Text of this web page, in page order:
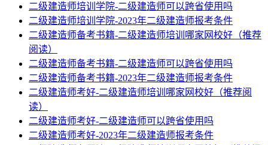
二级建造师培训学院-二级建造师可以跨省使用吗
二级建造师培训学院-2023年二级建造师报考条件
二级建造师备考书籍-二级建造师培训哪家网校好（推荐
阅读）
二级建造师备考书籍-二级建造师可以跨省使用吗
二级建造师备考书籍-2023年二级建造师报考条件
二级建造师考好-二级建造师培训哪家网校好（推荐阅
读）
二级建造师考好-二级建造师可以跨省使用吗
二级建造师考好-2023年二级建造师报考条件